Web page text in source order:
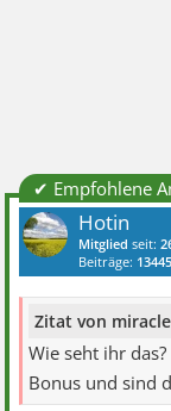
✔ Empfohlene
Hotin
Mitglied seit:
Beiträge: 13445
Zitat von
Wie seht ihr
Bonus und sind